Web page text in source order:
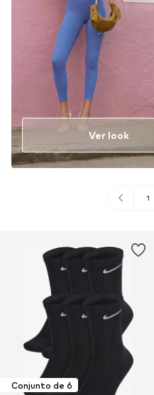
Conjunto de 6
Ver look
1